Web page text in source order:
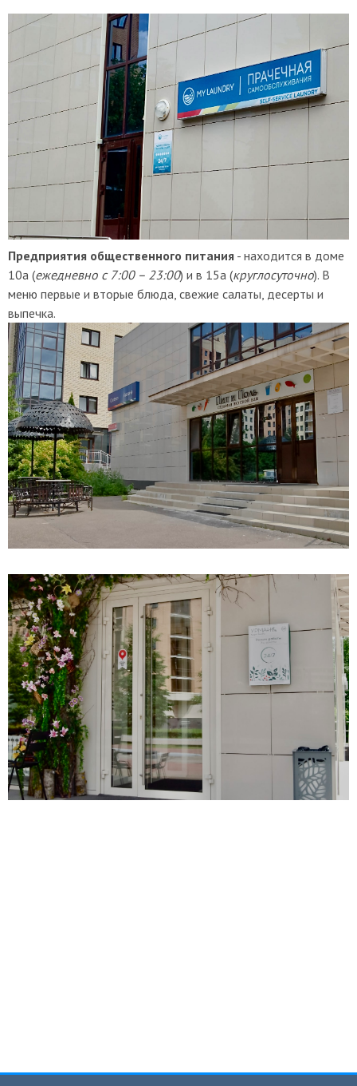
Предприятия общественного питания - находится в доме
10а (ежедневно с 7:00 – 23:00) и в 15а (круглосуточно). В
меню первые и вторые блюда, свежие салаты, десерты и
выпечка.